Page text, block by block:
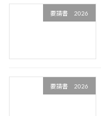
要請書 2026
要請書 2026